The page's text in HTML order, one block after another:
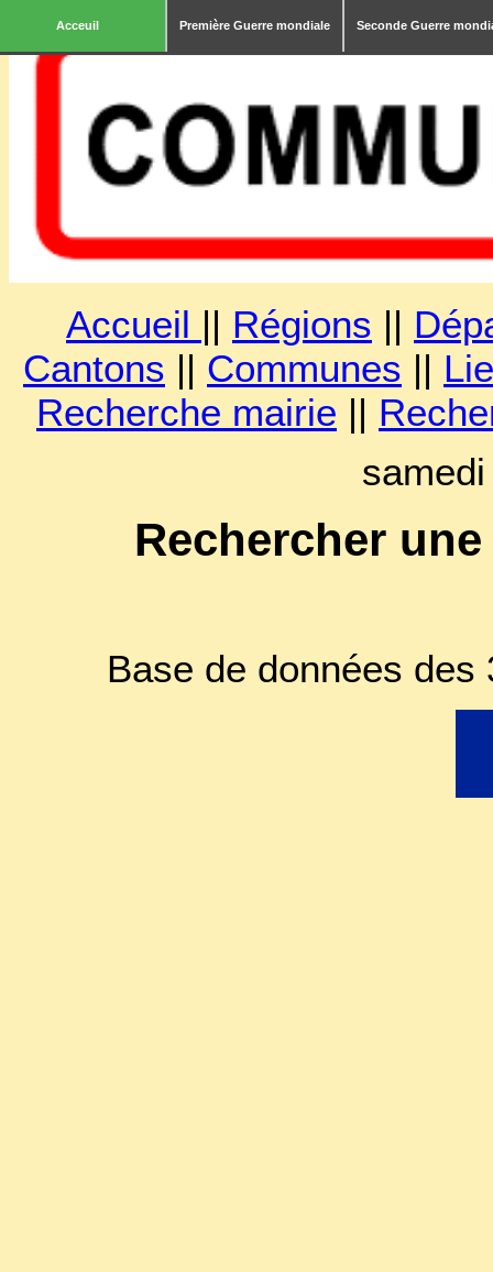
Acceuil Première Guerre mondiale Seconde Guerre
Accueil || Régions ||
Cantons || Communes ||
Recherche mairie ||
Rechercher
Base de données